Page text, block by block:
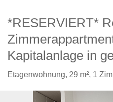
*RESERVIERT*
Kapitalanlage in
Etagenwohnung, 29 m², 1